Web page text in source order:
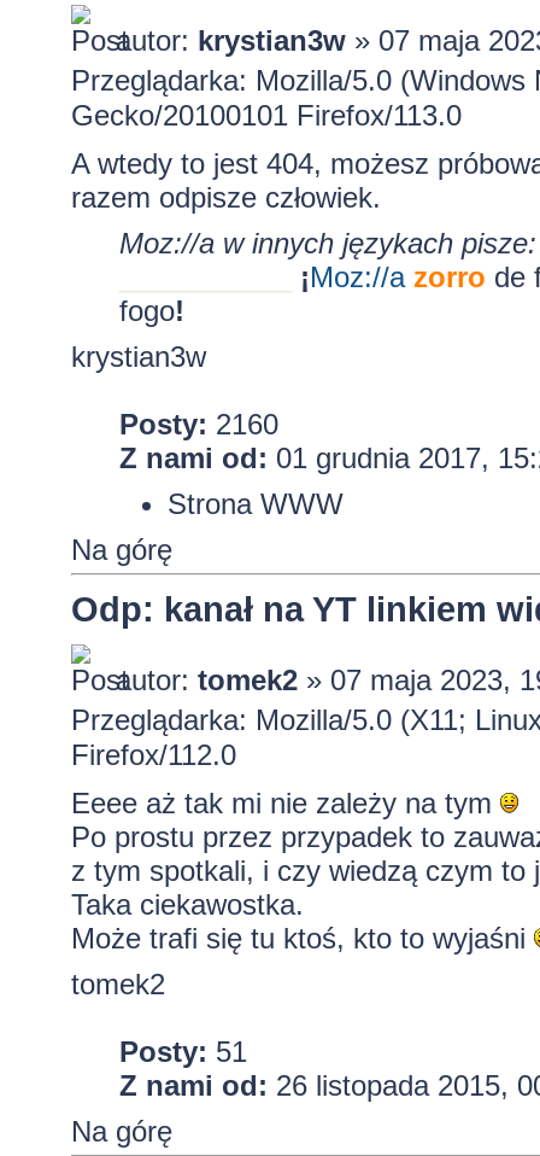
autor: krystian3w» 07 maja
Przeglądarka: Mozilla/5.0
Gecko/20100101 Firefox/113.0
A wtedy to jest 404, możesz
razem odpisze człowiek.
Moz://a w innych językach pisze:
¡Moz://a zorro de
fogo!
krystian3w
Posty: 2160
Z nami od: 01 grudnia 2017,
Strona WWW
Na górę
Odp: kanał na YT linkiem
autor: tomek2» 07 maja 2023,
Przeglądarka: Mozilla/5.0 (X11;
Firefox/112.0
Eeee aż tak mi nie zależy na tym
Po prostu przez przypadek to
z tym spotkali, i czy wiedzą czym to
Taka ciekawostka.
Może trafi się tu ktoś, kto to wyjaśni
tomek2
Posty: 51
Z nami od: 26 listopada 2015,
Na górę